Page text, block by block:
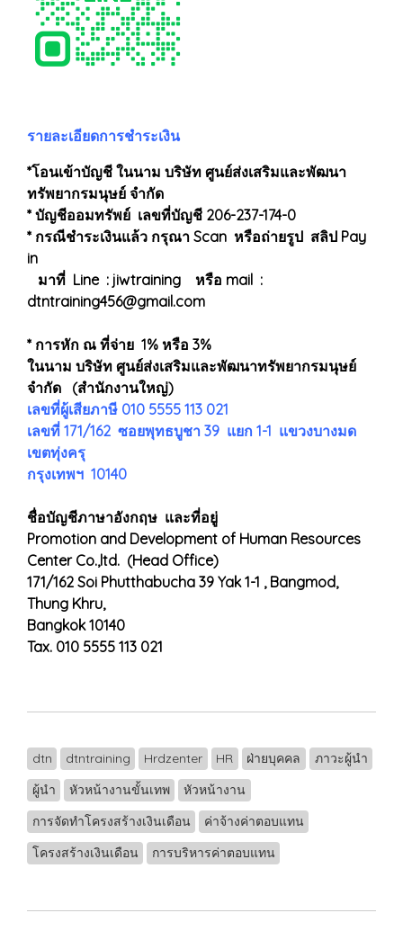
รายละเอียดการชำระเงิน
*โอนเข้าบัญชี ในนาม บริษัท ศูนย์ส่งเสริมและพัฒนา
ทรัพยากรมนุษย์ จำกัด
* บัญชีออมทรัพย์ เลขที่บัญชี 206-237-174-0
* กรณีชำระเงินแล้ว กรุณา Scan หรือถ่ายรูป สลิป Pay
in
มาที่ Line : jiwtraining หรือ mail :
dtntraining456@gmail.com
* การหัก ณ ที่จ่าย 1% หรือ 3%
ในนาม บริษัท ศูนย์ส่งเสริมและพัฒนาทรัพยากรมนุษย์
จำกัด (สำนักงานใหญ่)
เลขที่ผู้เสียภาษี 010 5555 113 021
เลขที่ 171/162 ซอยพุทธบูชา 39 แยก 1-1 แขวงบางมด
เขตทุ่งครุ
กรุงเทพฯ 10140
ชื่อบัญชีภาษาอังกฤษ และที่อยู่
Promotion and Development of Human Resources
Center Co.,ltd. (Head Office)
171/162 Soi Phutthabucha 39 Yak 1-1 , Bangmod,
Thung Khru,
Bangkok 10140
Tax. 010 5555 113 021
dtn dtntraining Hrdzenter HR ฝ่ายบุคคล
ภาวะผู้นำ
ผู้นำ
หัวหน้างานขั้นเทพ
หัวหน้างาน
การจัดทำโครงสร้างเงินเดือน
ค่าจ้างค่าตอบแทน
โครงสร้างเงินเดือน
การบริหารค่าตอบแทน